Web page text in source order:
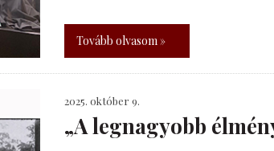
Tovább olvasom »
2025. október 9.
„A legnagyobb